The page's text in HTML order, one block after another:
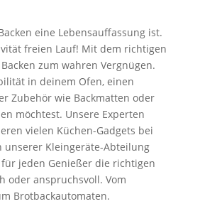
eine Lebensauffassung ist.
freien Lauf! Mit dem richtigen
zum wahren Vergnügen.
in deinem Ofen, einen
Zubehör wie Backmatten oder
möchtest. Unsere Experten
vielen Küchen-Gadgets bei
unserer Kleingeräte-Abteilung
jeden Genießer die richtigen
oder anspruchsvoll. Vom
Brotbackautomaten.